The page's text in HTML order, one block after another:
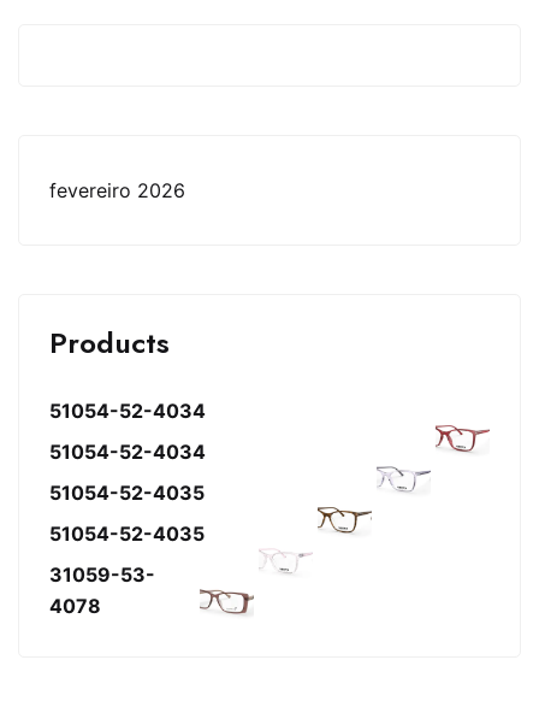
fevereiro 2026
Products
51054-52-4034
51054-52-4034
51054-52-4035
51054-52-4035
31059-53-
4078